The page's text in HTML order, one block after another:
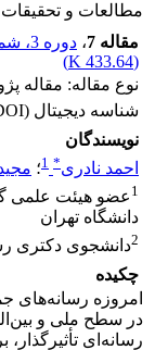
مطالعات و تحقیقات
مقاله 7
، دوره 3، شماره 3
(
433.64 K
)
نوع مقاله: مقاله
شناسه دیجیتال (DOI):
نویسندگان
احمد نادری*
1؛
1 عضو هیئت علمی
دانشگاه تهران
2دانشجوی دکتری
چکیده
امروزه رسانه‌های
در سطح ملی و
رسانه‌ای